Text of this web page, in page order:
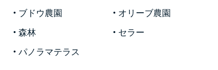
そして、広いバスルームで構成されています。
フィレンツェで販売中の見事なヴィラの二階へ
パティオルームを通じて辿り着くことが出来ま
ブドウ農園
オリーブ農園
森林
セラー
パノラマテラス